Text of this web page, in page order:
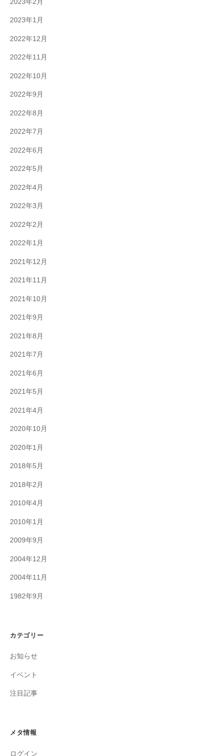
2023年2月
2023年1月
2022年12月
2022年11月
2022年10月
2022年9月
2022年8月
2022年7月
2022年6月
2022年5月
2022年4月
2022年3月
2022年2月
2022年1月
2021年12月
2021年11月
2021年10月
2021年9月
2021年8月
2021年7月
2021年6月
2021年5月
2021年4月
2020年10月
2020年1月
2018年5月
2018年2月
2010年4月
2010年1月
2009年9月
2004年12月
2004年11月
1982年9月
カテゴリー
お知らせ
イベント
注目記事
メタ情報
ログイン